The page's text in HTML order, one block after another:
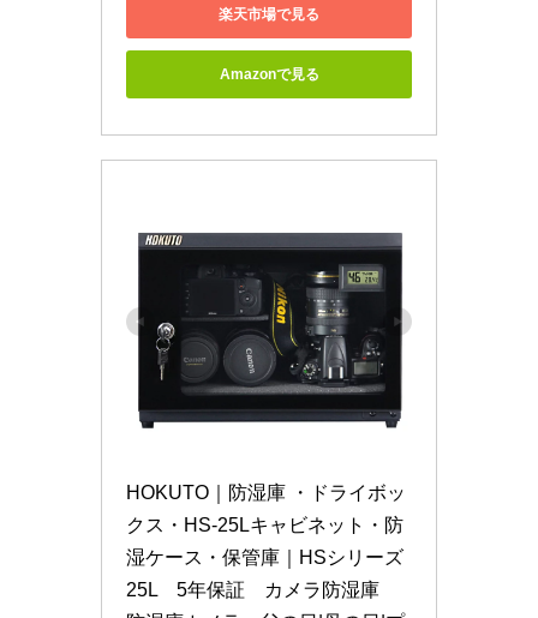
楽天市場で見る
Amazonで見る
HOKUTO｜防湿庫 ・ドライボッ
クス・HS-25Lキャビネット・防
湿ケース・保管庫｜HSシリーズ
25L　5年保証　カメラ防湿庫